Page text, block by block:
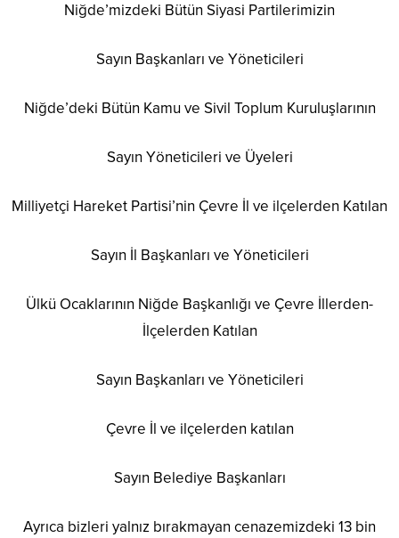
Niğde’mizdeki Bütün Siyasi Partilerimizin
Sayın Başkanları ve Yöneticileri
Niğde’deki Bütün Kamu ve Sivil Toplum Kuruluşlarının
Sayın Yöneticileri ve Üyeleri
Milliyetçi Hareket Partisi’nin Çevre İl ve ilçelerden Katılan
Sayın İl Başkanları ve Yöneticileri
Ülkü Ocaklarının Niğde Başkanlığı ve Çevre İllerden-
İlçelerden Katılan
Sayın Başkanları ve Yöneticileri
Çevre İl ve ilçelerden katılan
Sayın Belediye Başkanları
Ayrıca bizleri yalnız bırakmayan cenazemizdeki 13 bin